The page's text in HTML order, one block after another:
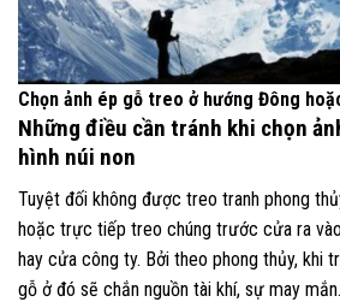
Chọn ảnh ép gỗ treo ở hướng Đông
Những điều cần tránh khi chọn
hình núi non
Tuyệt đối không được treo tranh phong
hoặc trực tiếp treo chúng trước cửa ra
hay cửa công ty. Bởi theo phong thủy, khi
gỗ ở đó sẽ chắn nguồn tài khí, sự may mắn.